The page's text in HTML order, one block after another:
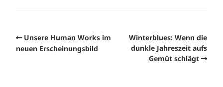
Unsere Human Works im
neuen Erscheinungsbild
Winterblues: Wenn die
dunkle Jahreszeit aufs
Gemüt schlägt